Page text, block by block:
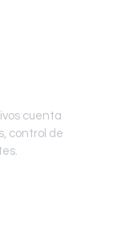
cuenta
control de